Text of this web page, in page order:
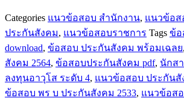
สังคม
ชิ้น
Categories แนวข้อสอบ สำนักงาน, แนวข้อส
ประกันสังคม, แนวข้อสอบราชการ Tags ข้อ
download, ข้อสอบ ประกันสังคม พร้อมเฉลย,
สังคม 2564, ข้อสอบประกันสังคม pdf, นักส
ลงทุนอาวุโส ระดับ 4, แนวข้อสอบ ประกันสั
ข้อสอบ พร บ ประกันสังคม 2533, แนวข้อส